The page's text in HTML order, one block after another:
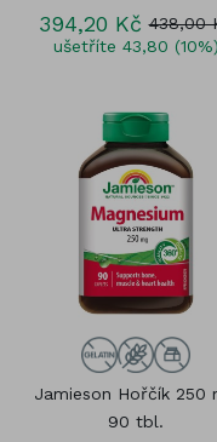
394,20 Kč 438,00
ušetříte 43,80 (10%)
Jamieson Hořčík 250
90 tbl.